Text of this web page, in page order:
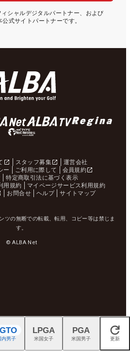
シャルデジタルパートナー、および
公式サイトパートナーです。
スタッフ募集
運営会社
ー
ご利用に際して
会員規約
特定商取引法に基づく表示
用規約
マイページサービス利用規約
お問合せ ヘルプ サイトマップ
ツの無断での転載、転用、コピー等は禁じま
す。
© ALBA Net
閉じる
内男子
LPGA
米国女子
PGA
米国男子 更新